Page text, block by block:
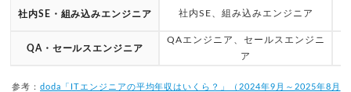
社内SE・組み込みエンジニア 社内SE、組み込みエンジニア
QA・セールスエンジニア
QAエンジニア、セールスエンジニ
ア
参考：doda「ITエンジニアの平均年収はいくら？」（2024年9月～2025年8月